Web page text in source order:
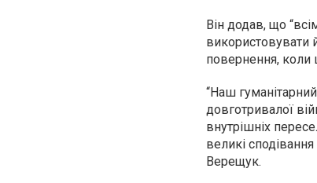
Він додав, що
використовувати
повернення, коли
“Наш
довготривалої
внутрішніх
великі
Верещук.